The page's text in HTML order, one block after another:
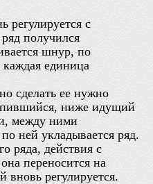
регулируется с
получился
шнур, по
каждая единица
сделать ее нужно
ниже идущий
между ними
ней укладывается ряд.
ряда, действия с
переносится на
вновь регулируется.